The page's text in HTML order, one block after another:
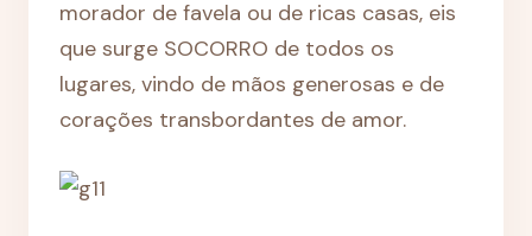
morador de favela ou de ricas casas, eis
que surge SOCORRO de todos os
lugares, vindo de mãos generosas e de
corações transbordantes de amor.